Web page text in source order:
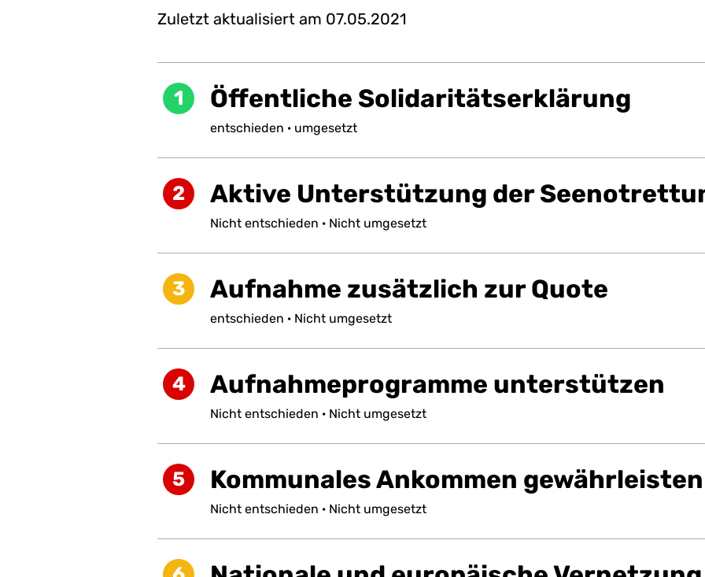
Zuletzt aktualisiert am 07.05.2021
1 Öffentliche Solidaritätserklärung
entschieden · umgesetzt
2 Aktive Unterstützung der
Nicht entschieden · Nicht umgesetzt
3 Aufnahme zusätzlich zur Quote
entschieden · Nicht umgesetzt
4 Aufnahmeprogramme unterstützen
Nicht entschieden · Nicht umgesetzt
5 Kommunales Ankommen gewährleisten
Nicht entschieden · Nicht umgesetzt